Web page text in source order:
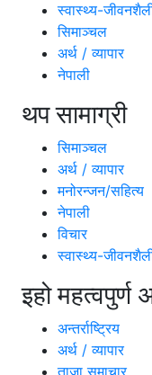
स्वास्थ्य-
सिमाञ्चल
अर्थ / व्यापार
नेपाली
थप सामाग्री
सिमाञ्चल
अर्थ / व्यापार
मनोरन्जन/सहित्य
नेपाली
विचार
स्वास्थ्य-
इहो महत्वपुर्ण
अन्तर्राष्ट्रिय
अर्थ / व्यापार